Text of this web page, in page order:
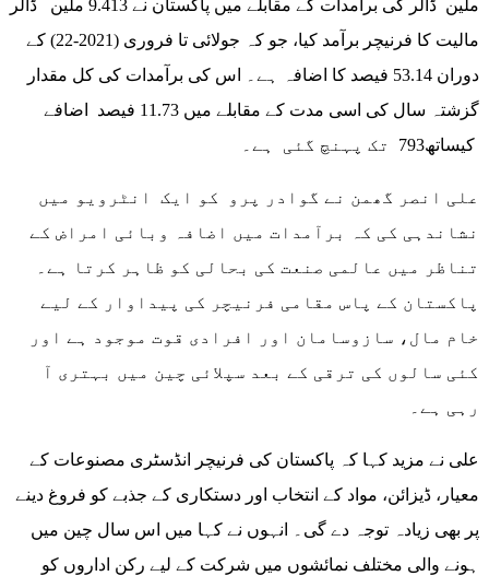
ملین ڈالر کی برآمدات کے مقابلے میں پاکستان نے 9.413 ملین ڈالر
مالیت کا فرنیچر برآمد کیا، جو کہ جولائی تا فروری (2021-22) کے
دوران 53.14 فیصد کا اضافہ ہے۔ اس کی برآمدات کی کل مقدار
گزشتہ سال کی اسی مدت کے مقابلے میں 11.73 فیصد اضافے
کیساتھ793 تک پہنچ گئی ہے۔
علی انصر گھمن نے گوادر پرو کو ایک انٹرویو میں
نشاندہی کی کہ برآمدات میں اضافہ وبائی امراض کے
تناظر میں عالمی صنعت کی بحالی کو ظاہر کرتا ہے۔
پاکستان کے پاس مقامی فرنیچر کی پیداوار کے لیے
خام مال، سازوسامان اور افرادی قوت موجود ہے اور
کئی سالوں کی ترقی کے بعد سپلائی چین میں بہتری آ
رہی ہے۔
علی نے مزید کہا کہ پاکستان کی فرنیچر انڈسٹری مصنوعات کے
معیار، ڈیزائن، مواد کے انتخاب اور دستکاری کے جذبے کو فروغ دینے
پر بھی زیادہ توجہ دے گی۔ انہوں نے کہا میں اس سال چین میں
ہونے والی مختلف نمائشوں میں شرکت کے لیے رکن اداروں کو